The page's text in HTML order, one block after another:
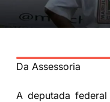
Da Assessoria
A deputada